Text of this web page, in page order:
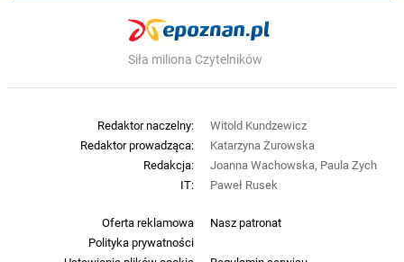
Siła miliona Czytelników
Oferta reklamowa
Nasz patronat
Polityka prywatności
Redaktor naczelny:
Witold Kundzewicz
Redaktor prowadząca:
Katarzyna Żurowska
Redakcja:
Joanna Wachowska, Paula Zych
IT:
Paweł Rusek